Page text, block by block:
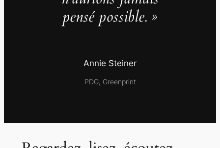
pensé possible. »
Annie Steiner
PDG, Greenprint